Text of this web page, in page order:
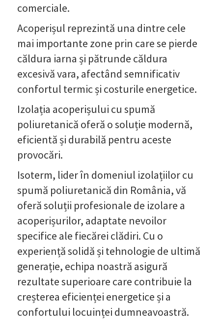
comerciale.
Acoperișul reprezintă una dintre cele
mai importante zone prin care se pierde
căldura iarna și pătrunde căldura
excesivă vara, afectând semnificativ
confortul termic și costurile energetice.
Izolația acoperișului cu spumă
poliuretanică oferă o soluție modernă,
eficientă și durabilă pentru aceste
provocări.
Isoterm, lider în domeniul izolațiilor cu
spumă poliuretanică din România, vă
oferă soluții profesionale de izolare a
acoperișurilor, adaptate nevoilor
specifice ale fiecărei clădiri. Cu o
experiență solidă și tehnologie de ultimă
generație, echipa noastră asigură
rezultate superioare care contribuie la
creșterea eficienței energetice și a
confortului locuinței dumneavoastră.